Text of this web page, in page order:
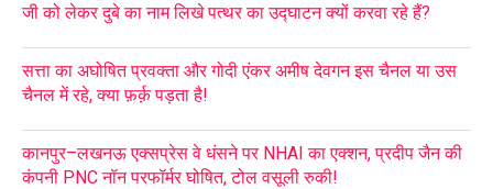
जी को लेकर दुबे का नाम लिखे पत्थर का उद्घाटन क्यों करवा रहे हैं?
सत्ता का अघोषित प्रवक्ता और गोदी एंकर अमीष देवगन इस चैनल या उस
चैनल में रहे, क्या फ़र्क़ पड़ता है!
कानपुर–लखनऊ एक्सप्रेस वे धंसने पर NHAI का एक्शन, प्रदीप जैन की
कंपनी PNC नॉन परफॉर्मर घोषित, टोल वसूली रुकी!